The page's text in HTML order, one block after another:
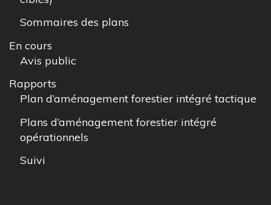
Sommaires des plans
En cours
Avis public
Rapports
Plan d’aménagement forestier intégré tactique
Plans d’aménagement forestier intégré
opérationnels
Suivi